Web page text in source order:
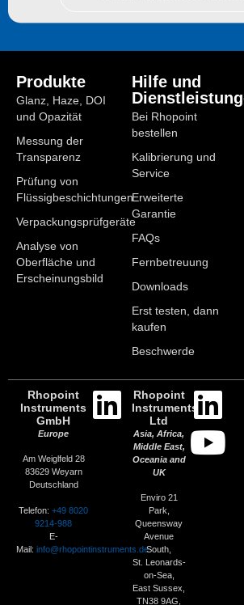
Produkte
Glanz, Haze, DOI
und Opazität
Messung der
Transparenz
Prüfung von
Flüssigbeschichtungen
Verpackungsprüfgeräte
Analyse von
Oberfläche und
Erscheinungsbild
Hilfe und
Bei Rhopoint
bestellen
Kalibrierung und
Service
Erweiterte
Garantie
FAQs
Fernbetreuung
Downloads
Erst testen, dann
kaufen
Beschwerde
Rhopoint
Instruments
GmbH
Europe
Am Weiglfeld 28
83629 Weyarn
Deutschland
Telefon:+49 8020
9214-988
E-
Mail: info@rhopointinstruments.de
Rhopoint
Instruments
Ltd
Asia, Africa,
Middle East,
Oceania and
UK
Enviro 21
Park,
Queensway
Avenue
South,
St. Leonards-
on-Sea,
East Sussex,
TN38 9AG,